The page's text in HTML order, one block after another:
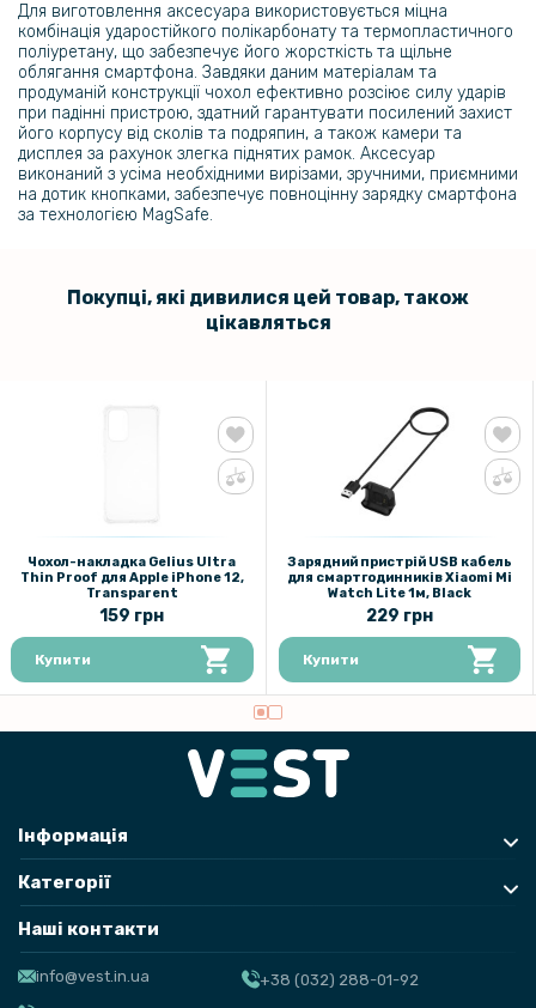
Для виготовлення аксесуара використовується міцна
комбінація ударостійкого полікарбонату та термопластичного
поліуретану, що забезпечує його жорсткість та щільне
облягання смартфона. Завдяки даним матеріалам та
продуманій конструкції чохол ефективно розсіює силу ударів
при падінні пристрою, здатний гарантувати посилений захист
його корпусу від сколів та подряпин, а також камери та
дисплея за рахунок злегка піднятих рамок. Аксесуар
виконаний з усіма необхідними вирізами, зручними, приємними
на дотик кнопками, забезпечує повноцінну зарядку смартфона
за технологією MagSafe.
Покупці, які дивилися цей товар, також
цікавляться
Чохол-накладка Gelius Ultra
Thin Proof для Apple iPhone 12,
Transparent
159 грн
Купити
Зарядний пристрій USB кабель
для смартгодинників Xiaomi Mi
Watch Lite 1м, Black
229 грн
Купити
Інформація
Категорії
Наші контакти
info@vest.in.ua +38 (032) 288-01-92